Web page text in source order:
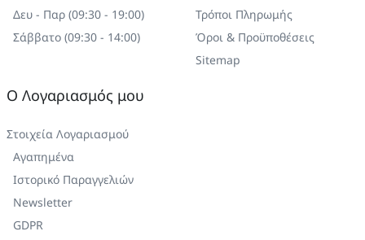
Δευ - Παρ (09:30 - 19:00)
Σάββατο (09:30 - 14:00)
Τρόποι Πληρωμής
Όροι & Προϋποθέσεις
Sitemap
Ο Λογαριασμός μου
Στοιχεία Λογαριασμού
Αγαπημένα
Ιστορικό Παραγγελιών
Newsletter
GDPR